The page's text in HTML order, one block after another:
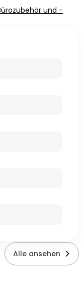
und -
Alle ansehen